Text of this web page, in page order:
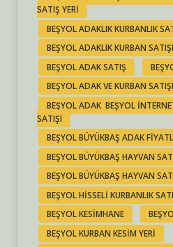
SATIŞ YERI
BEŞYOL ADAKLIK KURBANLIK
BEŞYOL ADAKLIK KURBAN SATIŞI
BEŞYOL ADAK SATIŞ
BEŞYOL ADAK VE KURBAN SATIŞI
BEŞYOL ADAK BEŞYOL
SATIŞI
BEŞYOL BÜYÜKBAŞ ADAK
BEŞYOL BÜYÜKBAŞ HAYVAN
BEŞYOL BÜYÜKBAŞ HAYVAN
BEŞYOL HISSELI KURBANLIK
BEŞYOL KESIMHANE
BEŞYOL KURBAN KESIM YERI